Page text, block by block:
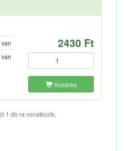
van
van
2430 Ft
Kosárba
1 db-ra vonatkozik.